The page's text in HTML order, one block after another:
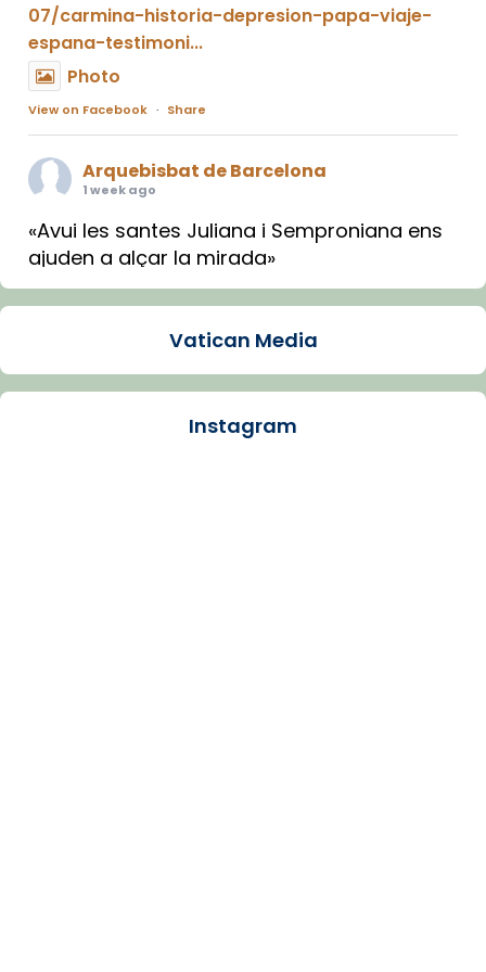
07/carmina-historia-depresion-papa-viaje-
espana-testimoni...
Photo
View on Facebook · Share
Arquebisbat de Barcelona
1 week ago
«Avui les santes Juliana i Semproniana ens
ajuden a alçar la mirada»
Mons. Sergi Gordo, bisbe de Tortosa, ha
Santes de Mataró.
🔗tinyurl.com/cvu5jmbk
Vatican Media
Instagram